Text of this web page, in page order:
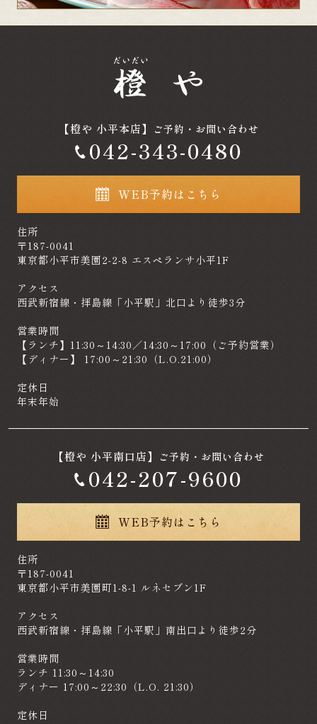
【橙や 小平本店】 ご予約・お問い合わせ
042-343-0480
WEB予約はこちら
住所
〒187-0041
東京都小平市美園2-2-8 エスペランサ小平1F
アクセス
西武新宿線・拝島線「小平駅」北口より徒歩3分
営業時間
【ランチ】11:30～14:30／14:30～17:00（ご予約営業）
【ディナー】 17:00～21:30（L.O.21:00）
定休日
年末年始
【橙や 小平南口店】 ご予約・お問い合わせ
042-207-9600
WEB予約はこちら
住所
〒187-0041
東京都小平市美園町1-8-1 ルネセブン1F
アクセス
西武新宿線・拝島線「小平駅」南出口より徒歩2分
営業時間
ランチ 11:30～14:30
ディナー 17:00～22:30（L.O. 21:30）
定休日